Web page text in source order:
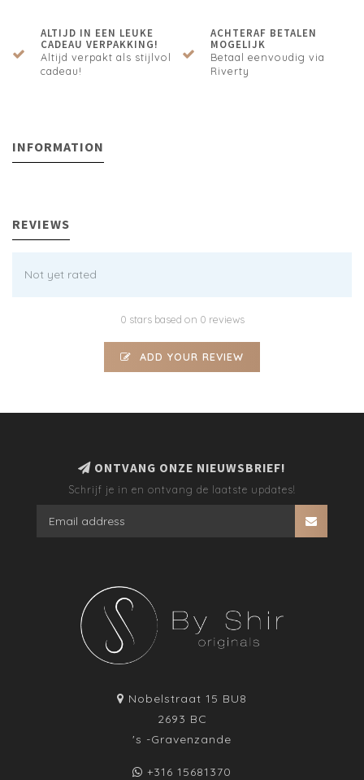
ALTIJD IN EEN LEUKE
CADEAU VERPAKKING!
Altijd verpakt als stijlvol
cadeau!
ACHTERAF BETALEN
MOGELIJK
Betaal eenvoudig via
Riverty
INFORMATION
REVIEWS
Not yet rated
0 stars based on 0 reviews
ADD YOUR REVIEW
ONTVANG ONZE NIEUWSBRIEF!
Schrijf je in en ontvang de laatste updates!
Nobelstraat 15 BU8
2693 BC
's -Gravenzande
+316 15681370